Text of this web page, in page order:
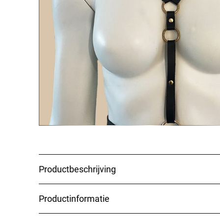
Exclusief bij Sensual Minded; the gold
afgewerkt met gouden details.